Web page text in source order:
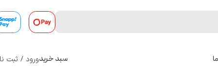
0
سبد خریدورود / ثبت